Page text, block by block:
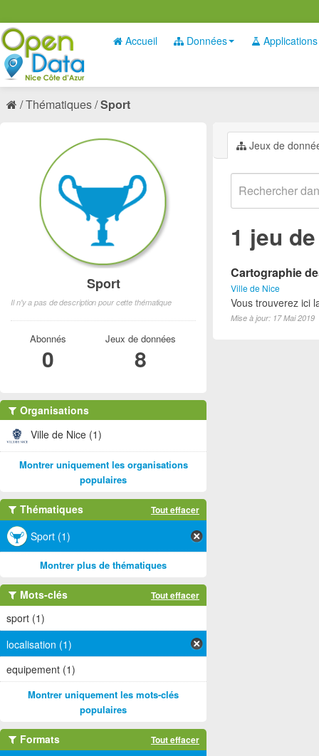
Accueil Données Applications
Thématiques Sport
Jeux de
1 jeu
Cartographie
Ville de Nice
Vous trouverez ici
Mise à jour: 17 Mai 2019
Sport
Il n'y a pas de description pour cette thématique
Abonnés
0
Jeux de données
8
Organisations
Ville de Nice (1)
Montrer uniquement les organisations
populaires
Thématiques Tout effacer
Sport (1)
Montrer plus de thématiques
Mots-clés Tout effacer
sport (1)
localisation (1)
equipement (1)
Montrer uniquement les mots-clés
populaires
Formats Tout effacer